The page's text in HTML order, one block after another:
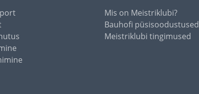
Mis on Meistriklubi?
Bauhofi püsisoodustused
Meistriklubi tingimused